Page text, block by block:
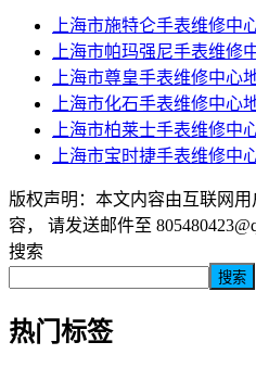
上海市施特仑手表维修中
上海市帕玛强尼手表维修
上海市尊皇手表维修中心
上海市化石手表维修中心
上海市柏莱士手表维修中
上海市宝时捷手表维修中
版权声明：本文内容由互联网
容， 请发送邮件至
搜索
搜索
热门标签